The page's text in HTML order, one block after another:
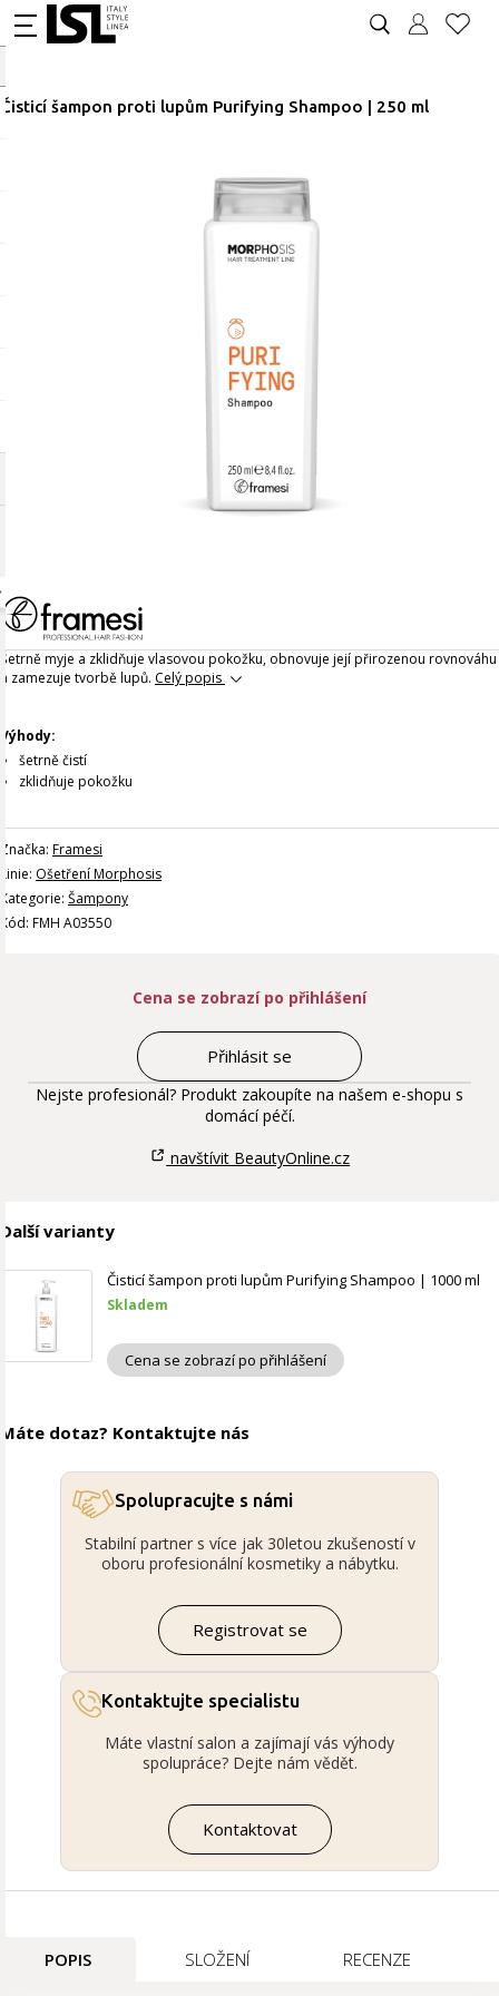
Čisticí šampon proti lupům Purifying Shampoo | 250 ml
Šetrně myje a zklidňuje vlasovou pokožku, obnovuje její přirozenou rovnováhu
a zamezuje tvorbě lupů. Celý popis
Výhody:
šetrně čistí
zklidňuje pokožku
Značka: Framesi
Linie: Ošetření Morphosis
Kategorie: Šampony
Kód: FMH A03550
Cena se zobrazí po přihlášení
Přihlásit se
Nejste profesionál? Produkt zakoupíte na našem e-shopu s
domácí péčí.
navštívit BeautyOnline.cz
Další varianty
Čisticí šampon proti lupům Purifying Shampoo | 1000 ml
Skladem
Cena se zobrazí po přihlášení
Máte dotaz? Kontaktujte nás
Spolupracujte s námi
Stabilní partner s více jak 30letou zkušeností v
oboru profesionální kosmetiky a nábytku.
Registrovat se
Kontaktujte specialistu
Máte vlastní salon a zajímají vás výhody
spolupráce? Dejte nám vědět.
Kontaktovat
POPIS SLOŽENÍ RECENZE